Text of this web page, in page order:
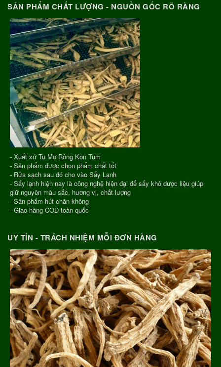
SẢN PHẨM CHẤT LƯỢNG - NGUỒN GỐC RÕ RÀNG
- Xuất xứ Tu Mơ Rông Kon Tum
- Sản phẩm được chọn phẩm chất tốt
- Rửa sạch sau đó cho vào Sấy Lạnh
- Sấy lạnh hiện nay là công nghệ hiện đại để sấy khô dược liệu giúp
giữ nguyên màu sắc, hương vị, chất lượng
- Sản phẩm hút chân không
- Giao hàng COD toàn quốc
UY TÍN - TRÁCH NHIỆM MỖI ĐƠN HÀNG